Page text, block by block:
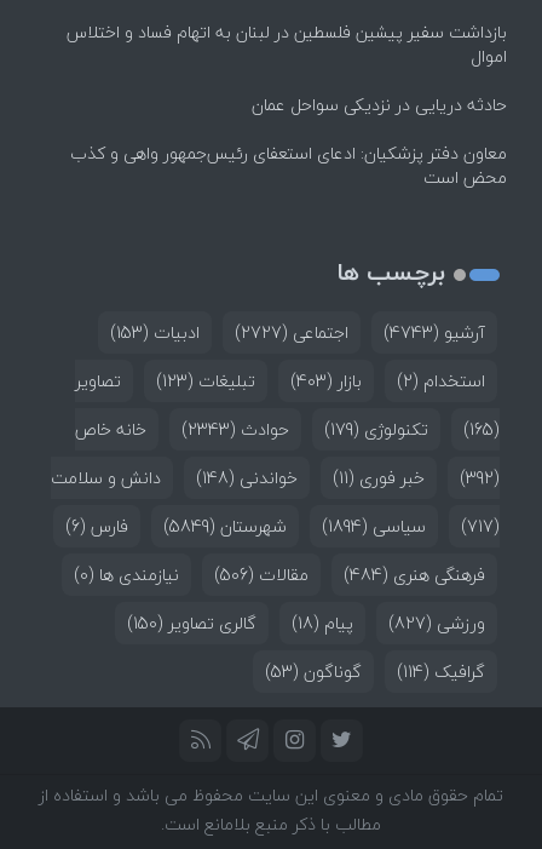
بازداشت سفیر پیشین فلسطین در لبنان به اتهام فساد و اختلاس
اموال
حادثه دریایی در نزدیکی سواحل عمان
معاون دفتر پزشکیان: ادعای استعفای رئیس‌جمهور واهی و کذب
محض است
برچسب ها
آرشیو (4743) اجتماعی (2727) ادبیات (153)
استخدام (2) بازار (403) تبلیغات (123)
تصاویر
(165)
تکنولوژی (179) حوادث (2343)
خانه خاص
(392)
خبر فوری (11) خواندنی (148)
دانش و سلامت
(717)
سیاسی (1894) شهرستان (5849) فارس (6)
فرهنگی هنری (484) مقالات (506) نیازمندی ها (0)
ورزشی (827) پیام (18) گالری تصاویر (150)
گرافیک (114) گوناگون (53)
تمام حقوق مادی و معنوی این سایت محفوظ می باشد و استفاده از
مطالب با ذکر منبع بلامانع است.